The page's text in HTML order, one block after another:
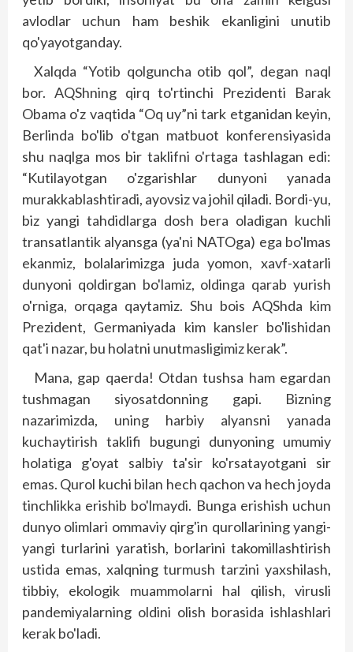
avlodlar uchun ham beshik ekanligini unutib
qo'yayotganday.
Xalqda “Yotib qolguncha otib qol”, degan naql
bor. AQShning qirq to'rtinchi Prezidenti Barak
Obama o'z vaqtida “Oq uy”ni tark etganidan keyin,
Berlinda bo'lib o'tgan matbuot konferensiyasida
shu naqlga mos bir taklifni o'rtaga tashlagan edi:
“Kutilayotgan o'zgarishlar dunyoni yanada
murakkablashtiradi, ayovsiz va johil qiladi. Bordi-yu,
biz yangi tahdidlarga dosh bera oladigan kuchli
transatlantik alyansga (ya'ni NATOga) ega bo'lmas
ekanmiz, bolalarimizga juda yomon, xavf-xatarli
dunyoni qoldirgan bo'lamiz, oldinga qarab yurish
o'rniga, orqaga qaytamiz. Shu bois AQShda kim
Prezident, Germaniyada kim kansler bo'lishidan
qat'i nazar, bu holatni unutmasligimiz kerak”.
Mana, gap qaerda! Otdan tushsa ham egardan
tushmagan siyosatdonning gapi. Bizning
nazarimizda, uning harbiy alyansni yanada
kuchaytirish taklifi bugungi dunyoning umumiy
holatiga g'oyat salbiy ta'sir ko'rsatayotgani sir
emas. Qurol kuchi bilan hech qachon va hech joyda
tinchlikka erishib bo'lmaydi. Bunga erishish uchun
dunyo olimlari ommaviy qirg'in qurollarining yangi-
yangi turlarini yaratish, borlarini takomillashtirish
ustida emas, xalqning turmush tarzini yaxshilash,
tibbiy, ekologik muammolarni hal qilish, virusli
pandemiyalarning oldini olish borasida ishlashlari
kerak bo'ladi.